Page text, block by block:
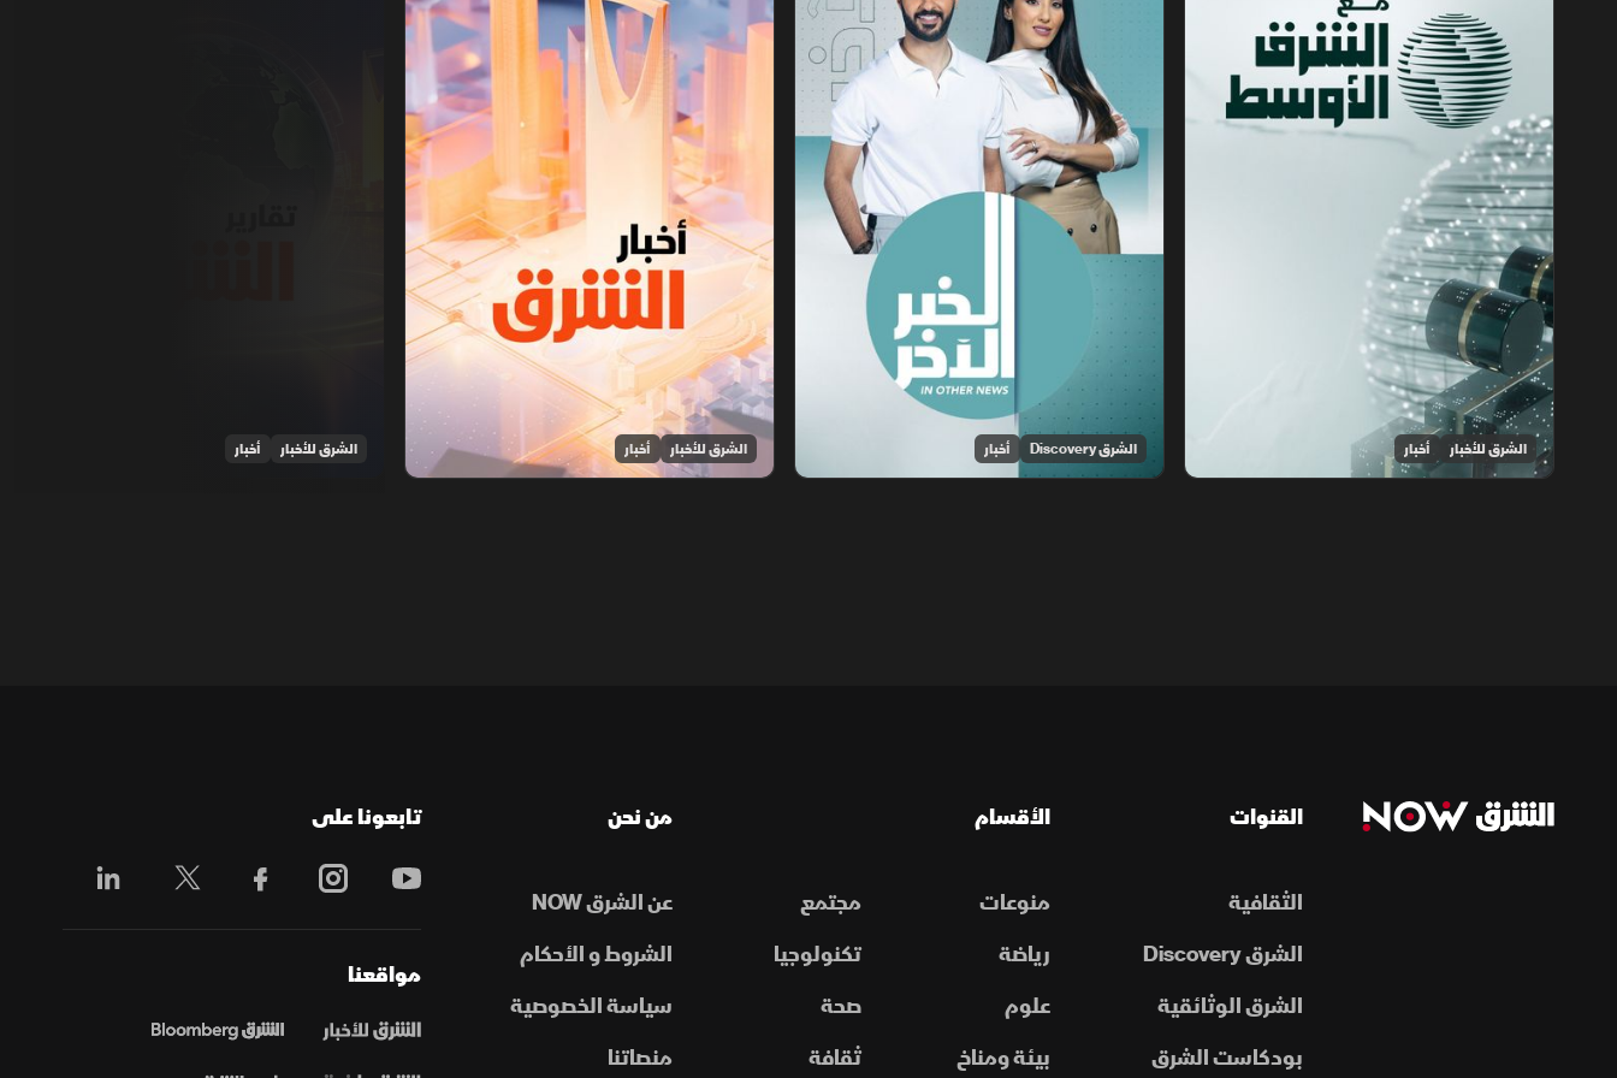
الشرق للأخبار أخبار الشرق Discovery أخبار الشرق للأخبار أخبار الشرق للأخبار أخبار
القنوات
الثقافية
الشرق Discovery
الشرق الوثائقية
بودكاست الشرق
الأقسام
منوعات
مجتمع
رياضة
تكنولوجيا
علوم
صحة
بيئة ومناخ
ثقافة
من نحن
عن الشرق NOW
الشروط و الأحكام
سياسة الخصوصية
منصاتنا
تابعونا على
مواقعنا